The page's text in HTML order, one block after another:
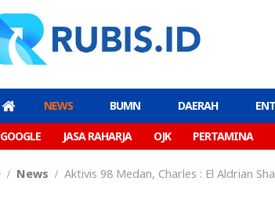
NEWS BUMN DAERAH
GOOGLE JASA RAHARJA OJK PERTAMINA
News Aktivis 98 Medan, Charles : El Aldrian